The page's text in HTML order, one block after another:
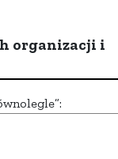
organizacji i